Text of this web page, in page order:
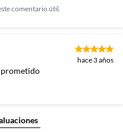
comentario útil.
hace 3 años
prometido